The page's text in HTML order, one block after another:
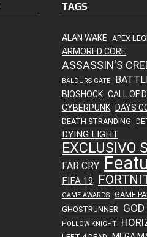
TAGS
ALAN WAKE APEX
ARMORED CORE
ASSASSIN'S
BALDURS GATE
BIOSHOCK CALL OF
CYBERPUNK DAYS
DEATH STRANDING
DYING LIGHT
EXCLUSIVO
FAR CRY
FIFA 19
GAME AWARDS
GAME
GHOSTRUNNER
HOLLOW KNIGHT